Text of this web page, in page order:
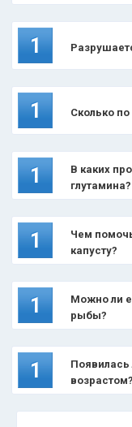
1
1 Сколько
1
В каких
глутамина?
1
Чем
капусту?
1
Можно ли
рыбы?
1
Появилась
возрастом?